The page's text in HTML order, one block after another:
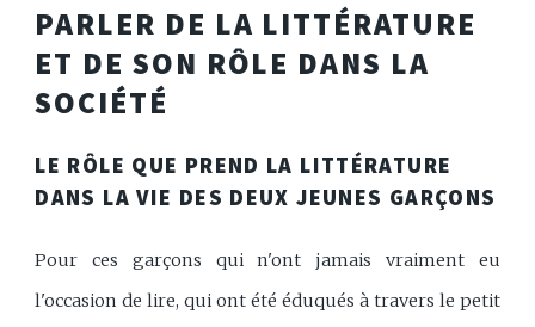
désillusion...
PARLER DE LA LITTÉRATURE
ET DE SON RÔLE DANS LA
SOCIÉTÉ
LE RÔLE QUE PREND LA LITTÉRATURE
DANS LA VIE DES DEUX JEUNES GARÇONS
Pour ces garçons qui n'ont jamais vraiment eu
l'occasion de lire, qui ont été éduqués à travers le petit